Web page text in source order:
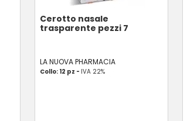
Cerotto nasale
trasparente pezzi 7
LA NUOVA PHARMACIA
Collo: 12 pz - IVA 22%